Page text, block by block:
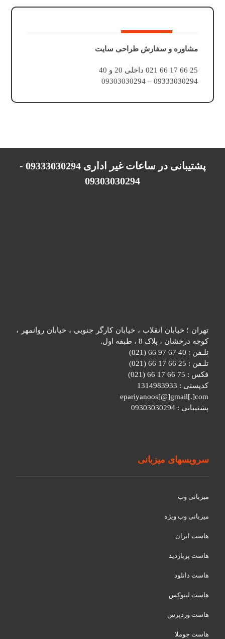
مشاوره و سفارش طراحی سایت
25 66 17 66 021 داخلی 20 و 40
09333030294 – 09303030294
پشتیبانی در ساعات غیر اداری 09333030294 -
09303030294
تهران ؛ خیابان انقلاب ، خیابان کارگر جنوبی ، خیابان روانمهر ،
کوچه درخشان ، پلاک 8 ، طبقه اول.
تلـفن : 40 67 97 66 (021)
تلـفن : 25 66 17 66 (021)
فکس : 75 66 17 66 (021)
کدپستی : 1314983933
epariyanoos[@]gmail[.]com
پشتیبانی : 09303030294
سرویسهای میزبانی
میزبانی وب
میزبانی وب ویژه
هاست ایران
هاست پربازدید
هاست دانلود
هاست لینوکس
هاست وردپرس
هاست جوملا